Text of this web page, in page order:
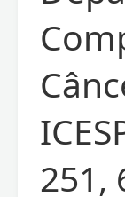
251,